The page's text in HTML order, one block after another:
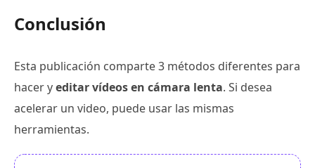
Conclusión
Esta publicación comparte 3 métodos diferentes para
hacer yeditar vídeos en cámara lenta. Si desea
acelerar un video, puede usar las mismas
herramientas.